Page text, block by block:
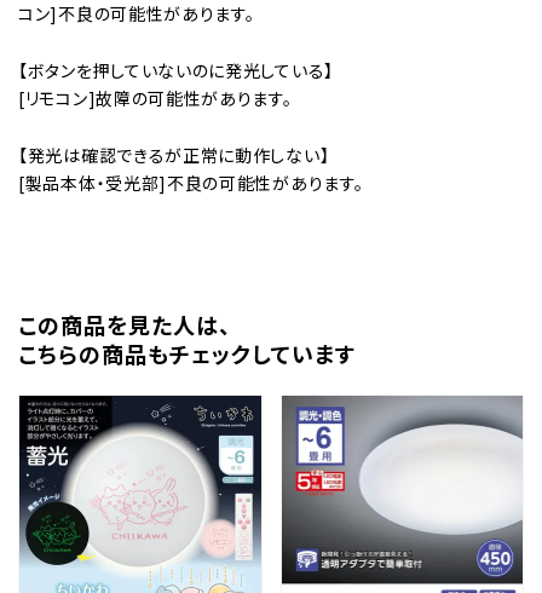
コン]不良の可能性があります。
【ボタンを押していないのに発光している】
[リモコン]故障の可能性があります。
【発光は確認できるが正常に動作しない】
[製品本体・受光部]不良の可能性があります。
この商品を⾒た⼈は、
こちらの商品もチェックしています